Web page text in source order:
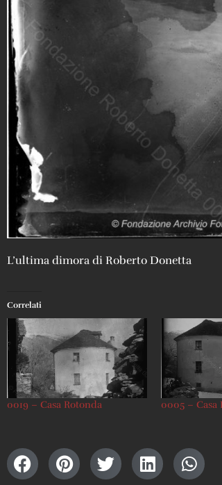
L’ultima dimora di Roberto Donetta
Correlati
0019 – Casa Rotonda 0005 – Casa